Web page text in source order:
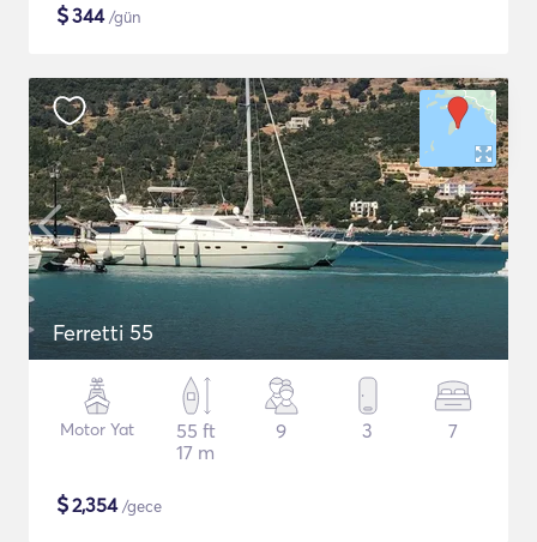
$344/gün
Ferretti 55
Motor Yat
55 ft
17 m
9 3 7
$2,354/gece